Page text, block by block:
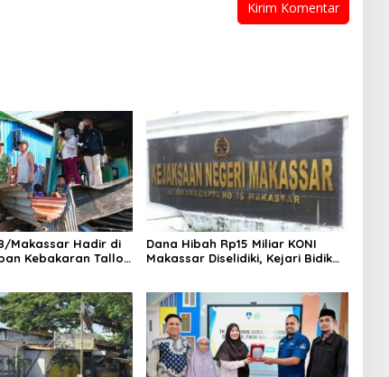
Makassar Hadir di
Kebakaran Tallo,
Dana Hibah Rp15 Miliar KONI
Makassar Diselidiki, Kejari Bidik